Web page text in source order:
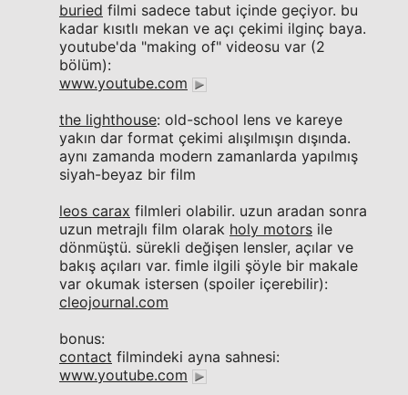
buried filmi sadece tabut içinde geçiyor. bu
kadar kısıtlı mekan ve açı çekimi ilginç baya.
youtube'da "making of" videosu var (2
bölüm):
www.youtube.com
the lighthouse: old-school lens ve kareye
yakın dar format çekimi alışılmışın dışında.
aynı zamanda modern zamanlarda yapılmış
siyah-beyaz bir film
leos carax filmleri olabilir. uzun aradan sonra
uzun metrajlı film olarak holy motors ile
dönmüştü. sürekli değişen lensler, açılar ve
bakış açıları var. fimle ilgili şöyle bir makale
var okumak istersen (spoiler içerebilir):
cleojournal.com
bonus:
contact filmindeki ayna sahnesi:
www.youtube.com